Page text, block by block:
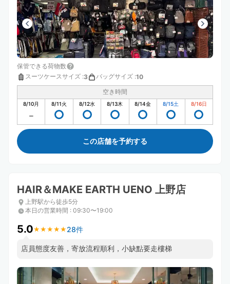
保管できる荷物数
スーツケースサイズ :3 バッグサイズ :10
空き時間
8/10月 8/11火 8/12水 8/13木 8/14金 8/15土 8/16日
この店舗を予約する
HAIR＆MAKE EARTH UENO 上野店
上野駅から徒歩5分
本日の営業時間 : 09:30〜19:00
5.0★ ★ ★ ★ ★
★ ★ ★ ★ ★ 28件
店員態度友善，寄放流程順利，小缺點要走樓梯